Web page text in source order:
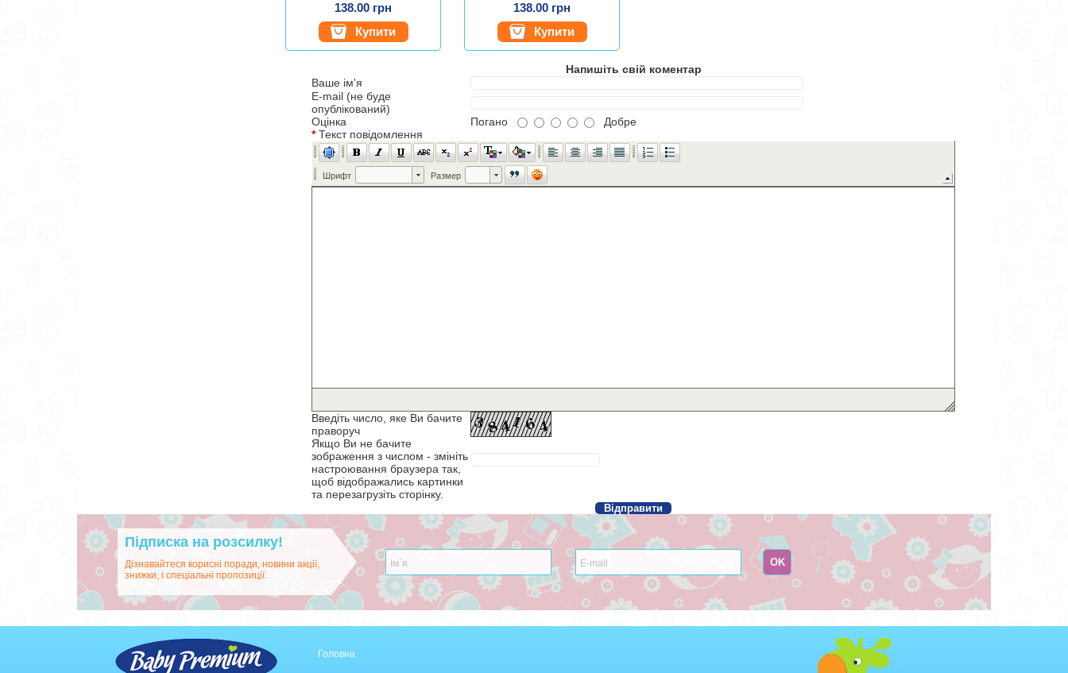
138.00 грн
Купити
138.00 грн
Купити
Напишіть свій коментар
Ваше ім'я
E-mail (не буде
опублікований)
Оцінка
Погано
Добре
*Текст повідомлення
Шрифт Размер
Введіть число, яке Ви бачите
праворуч
Якщо Ви не бачите
зображення з числом - змініть
настроювання браузера так,
щоб відображались картинки
та перезагрузіть сторінку.
Підписка на розсилку!
Дізнавайтеся корисні поради, новини акції,
знижки, і спеціальні пропозиції.
Головна